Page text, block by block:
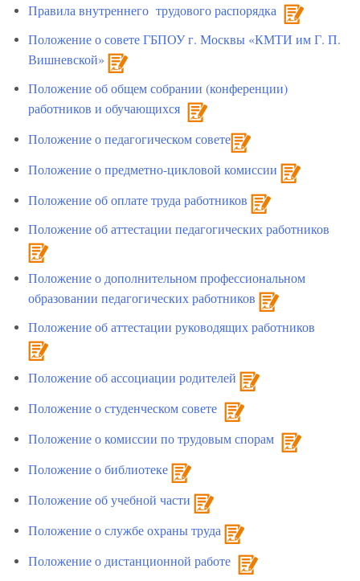
Правила внутреннего трудового распорядка
Положение о совете ГБПОУ г. Москвы «КМТИ им Г. П.
Вишневской»
Положение об общем собрании (конференции)
работников и обучающихся
Положение о педагогическом совете
Положение о предметно-цикловой комиссии
Положение об оплате труда работников
Положение об аттестации педагогических работников
Положение о дополнительном профессиональном
образовании педагогических работников
Положение об аттестации руководящих работников
Положение об ассоциации родителей
Положение о студенческом совете
Положение о комиссии по трудовым спорам
Положение о библиотеке
Положение об учебной части
Положение о службе охраны труда
Положение о дистанционной работе